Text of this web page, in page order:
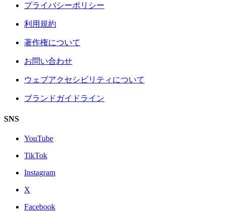
プライバシーポリシー
利用規約
著作権について
お問い合わせ
ウェブアクセシビリティについて
ブランドガイドライン
SNS
YouTube
TikTok
Instagram
X
Facebook